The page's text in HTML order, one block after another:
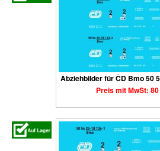
Abziehbilder für ČD Bmo 50
Preis mit MwSt: